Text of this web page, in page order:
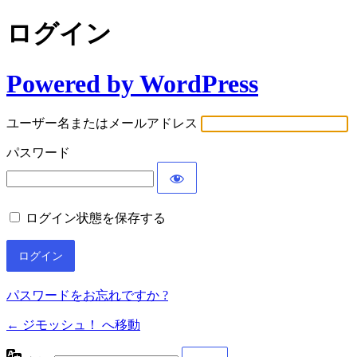
ログイン
Powered by WordPress
ユーザー名またはメールアドレス
パスワード
ログイン状態を保存する
パスワードをお忘れですか ?
← ジモッシュ！ へ移動